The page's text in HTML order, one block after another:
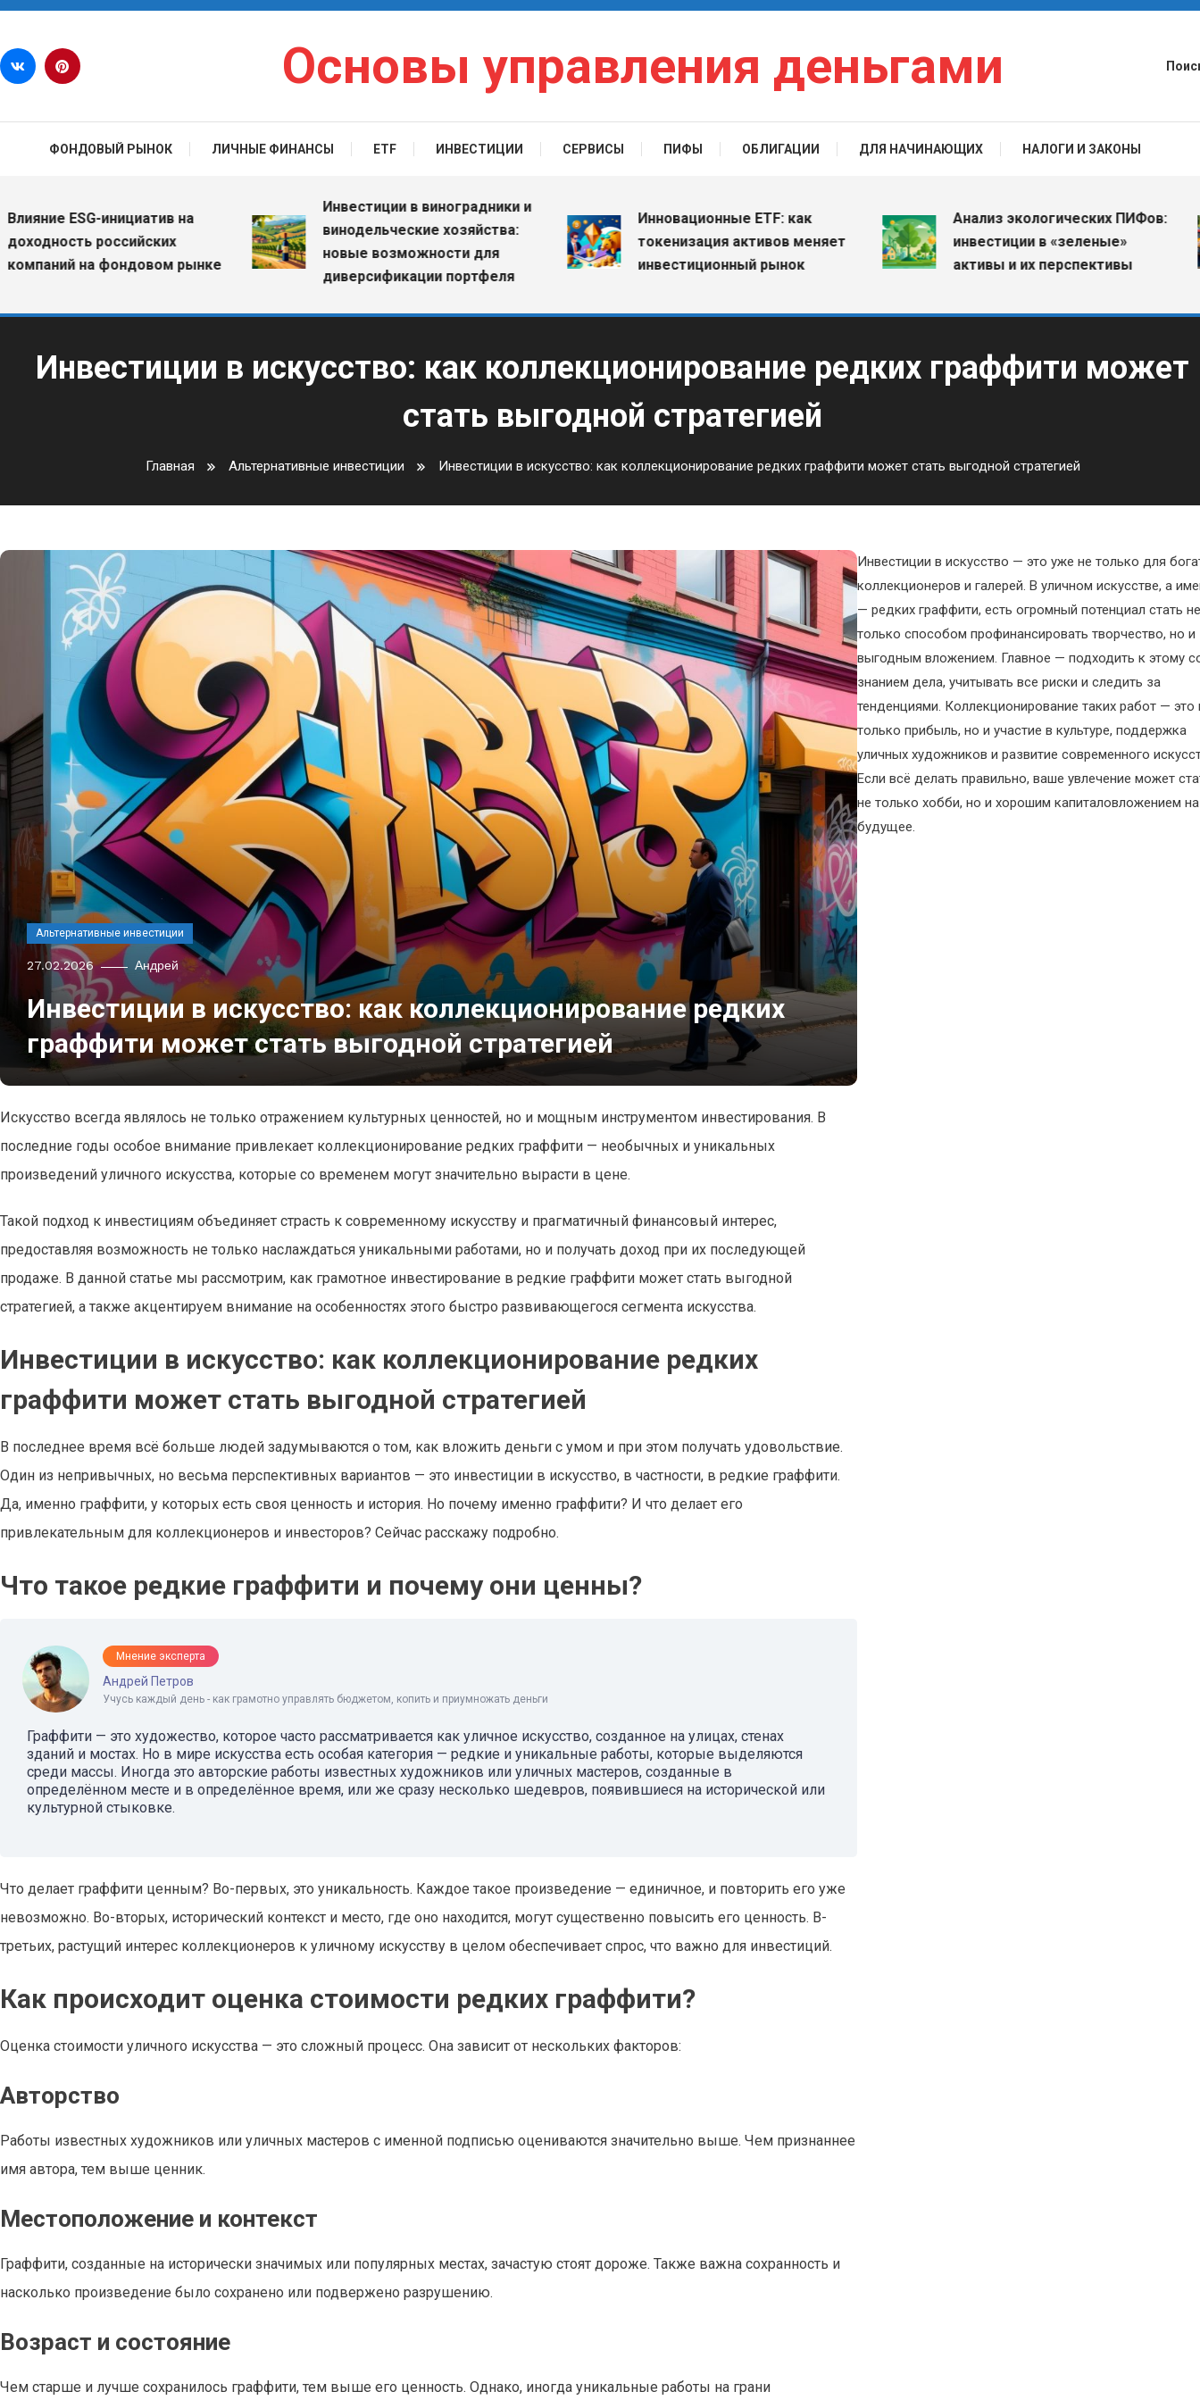
Перейти к содержимому
Основы управления деньгами
ФОНДОВЫЙ РЫНОК ЛИЧНЫЕ ФИНАНСЫ ETF ИНВЕСТИЦИИ СЕРВИСЫ ПИФЫ ОБЛИГАЦИИ ДЛЯ НАЧИНАЮЩИХ НАЛОГИ И ЗАКОНЫ
ESG-инициатив на
российских
на фондовом рынке
Инвестиции в виноградники и
винодельческие хозяйства:
новые возможности для
диверсификации портфеля
Инновационные ETF: как
токенизация активов меняет
инвестиционный рынок
Анализ экологических ПИФов:
инвестиции в «зеленые»
активы и их перспективы
Инвестиции в искусство: как коллекционирование редких граффити может
стать выгодной стратегией
Главная Альтернативные инвестиции Инвестиции в искусство: как коллекционирование редких граффити может стать выгодной стратегией
Альтернативные инвестиции
27.02.2026 Андрей
Инвестиции в искусство: как коллекционирование редких
граффити может стать выгодной стратегией
Искусство всегда являлось не только отражением культурных ценностей, но и мощным инструментом инвестирования. В
последние годы особое внимание привлекает коллекционирование редких граффити — необычных и уникальных
произведений уличного искусства, которые со временем могут значительно вырасти в цене.
Такой подход к инвестициям объединяет страсть к современному искусству и прагматичный финансовый интерес,
предоставляя возможность не только наслаждаться уникальными работами, но и получать доход при их последующей
продаже. В данной статье мы рассмотрим, как грамотное инвестирование в редкие граффити может стать выгодной
стратегией, а также акцентируем внимание на особенностях этого быстро развивающегося сегмента искусства.
Инвестиции в искусство: как коллекционирование редких
граффити может стать выгодной стратегией
В последнее время всё больше людей задумываются о том, как вложить деньги с умом и при этом получать удовольствие.
Один из непривычных, но весьма перспективных вариантов — это инвестиции в искусство, в частности, в редкие граффити.
Да, именно граффити, у которых есть своя ценность и история. Но почему именно граффити? И что делает его
привлекательным для коллекционеров и инвесторов? Сейчас расскажу подробно.
Что такое редкие граффити и почему они ценны?
Мнение эксперта
Андрей Петров
Учусь каждый день - как грамотно управлять бюджетом, копить и приумножать деньги
Граффити — это художество, которое часто рассматривается как уличное искусство, созданное на улицах, стенах
зданий и мостах. Но в мире искусства есть особая категория — редкие и уникальные работы, которые выделяются
среди массы. Иногда это авторские работы известных художников или уличных мастеров, созданные в
определённом месте и в определённое время, или же сразу несколько шедевров, появившиеся на исторической или
культурной стыковке.
Что делает граффити ценным? Во-первых, это уникальность. Каждое такое произведение — единичное, и повторить его уже
невозможно. Во-вторых, исторический контекст и место, где оно находится, могут существенно повысить его ценность. В-
третьих, растущий интерес коллекционеров к уличному искусству в целом обеспечивает спрос, что важно для инвестиций.
Как происходит оценка стоимости редких граффити?
Оценка стоимости уличного искусства — это сложный процесс. Она зависит от нескольких факторов:
Авторство
Работы известных художников или уличных мастеров с именной подписью оцениваются значительно выше. Чем признаннее
имя автора, тем выше ценник.
Местоположение и контекст
Граффити, созданные на исторически значимых или популярных местах, зачастую стоят дороже. Также важна сохранность и
насколько произведение было сохранено или подвержено разрушению.
Возраст и состояние
Чем старше и лучше сохранилось граффити, тем выше его ценность. Однако, иногда уникальные работы на грани
Инвестиции в искусство — это уже не только для
коллекционеров и галерей. В уличном искусстве, а
— редких граффити, есть огромный потенциал стать
только способом профинансировать творчество, но и
выгодным вложением. Главное — подходить к этому
знанием дела, учитывать все риски и следить за
тенденциями. Коллекционирование таких работ — это
только прибыль, но и участие в культуре, поддержка
уличных художников и развитие современного
Если всё делать правильно, ваше увлечение может
не только хобби, но и хорошим капиталовложением на
будущее.